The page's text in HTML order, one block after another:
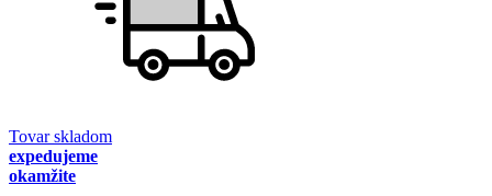
Tovar skladom
expedujeme
okamžite